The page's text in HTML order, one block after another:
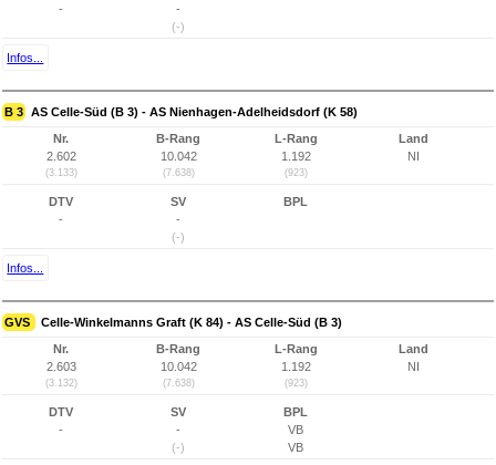
-
-
(-)
Infos...
B 3 AS Celle-Süd (B 3) - AS Nienhagen-Adelheidsdorf (K 58)
Nr.
2.602
(3.133)
B-Rang
10.042
(7.638)
L-Rang
1.192
(923)
Land
NI
DTV
-
SV
-
(-)
BPL
Infos...
GVS Celle-Winkelmanns Graft (K 84) - AS Celle-Süd (B 3)
Nr.
2.603
(3.132)
B-Rang
10.042
(7.638)
L-Rang
1.192
(923)
Land
NI
DTV
-
SV
-
(-)
BPL
VB
VB